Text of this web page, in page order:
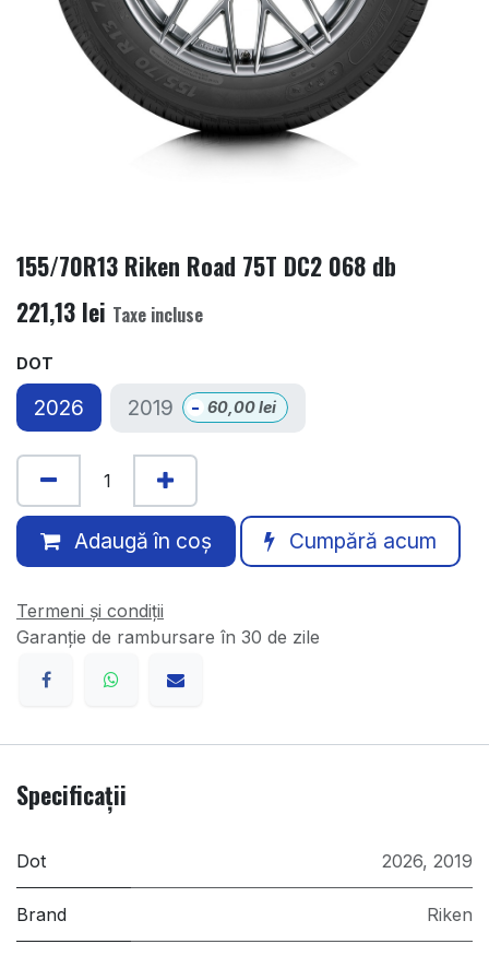
155/70R13 Riken Road 75T DC2 068 db
221,13 lei Taxe incluse
DOT
2026 2019 - 60,00lei
Adaugă în coș Cumpără acum
Termeni și condiții
Garanție de rambursare în 30 de zile
Specificații
Dot 2026, 2019
Brand Riken